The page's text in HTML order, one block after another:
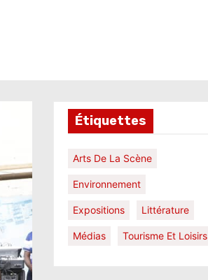
Étiquettes
Arts De La Scène
Environnement
Expositions Littérature
Médias Tourisme Et Loisirs